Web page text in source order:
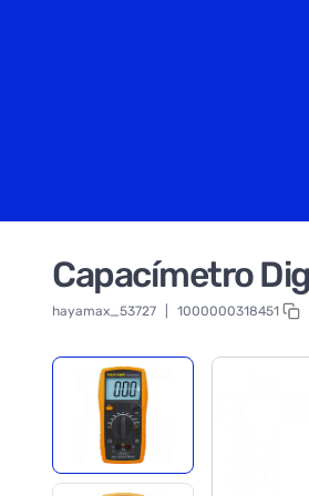
Capacímetro
hayamax_53727 1000000318451